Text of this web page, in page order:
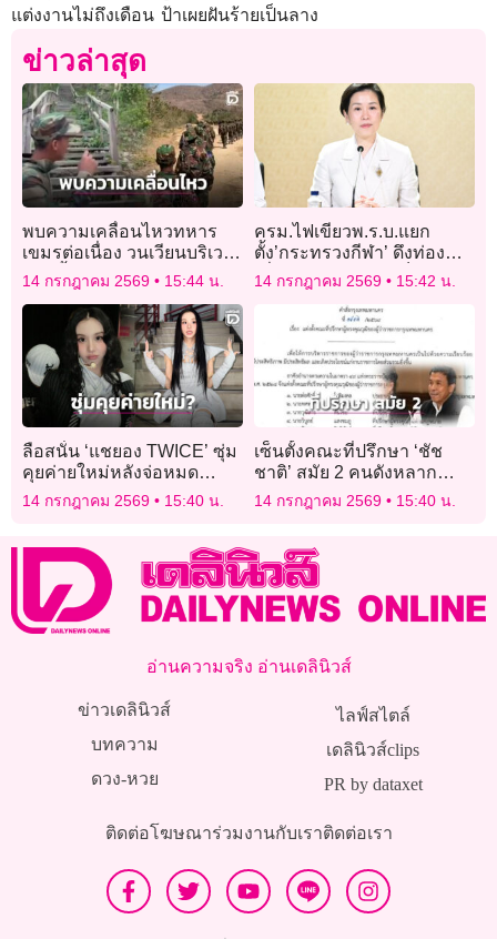
แต่งงานไม่ถึงเดือน ป้าเผยฝันร้ายเป็นลาง
ข่าวล่าสุด
พบความเคลื่อนไหวทหาร
เขมรต่อเนื่อง วนเวียนบริเวณ
ทางขึ้นปราสาทคนา
14 กรกฎาคม 2569 15:44 น.
ครม.ไฟเขียวพ.ร.บ.แยก
ตั้ง’กระทรวงกีฬา’ ดึงท่อง
เที่ยว’ควบรวมวธ.’ เป็น
‘ก.วัฒนธรรมและการท่อง
เที่ยว’ลดความซ้ำซ้อน
14 กรกฎาคม 2569 15:42 น.
ลือสนั่น ‘แชยอง TWICE’ ซุ่ม
คุยค่ายใหม่หลังจ่อหมด
สัญญา ลุ้นโมเดล ‘แยก
สัญญา’ ตามรอยวงรุ่นพี่
14 กรกฎาคม 2569 15:40 น.
เซ็นตั้งคณะที่ปรึกษา ‘ชัช
ชาติ’ สมัย 2 คนดังหลาก
สาขาตบเท้าร่วมทีม
14 กรกฎาคม 2569 15:40 น.
อ่านความจริง อ่านเดลินิวส์
ข่าวเดลินิวส์
บทความ
ดวง-หวย
ไลฟ์สไตล์
เดลินิวส์clips
PR by dataxet
ติดต่อโฆษณาร่วมงานกับเราติดต่อเรา